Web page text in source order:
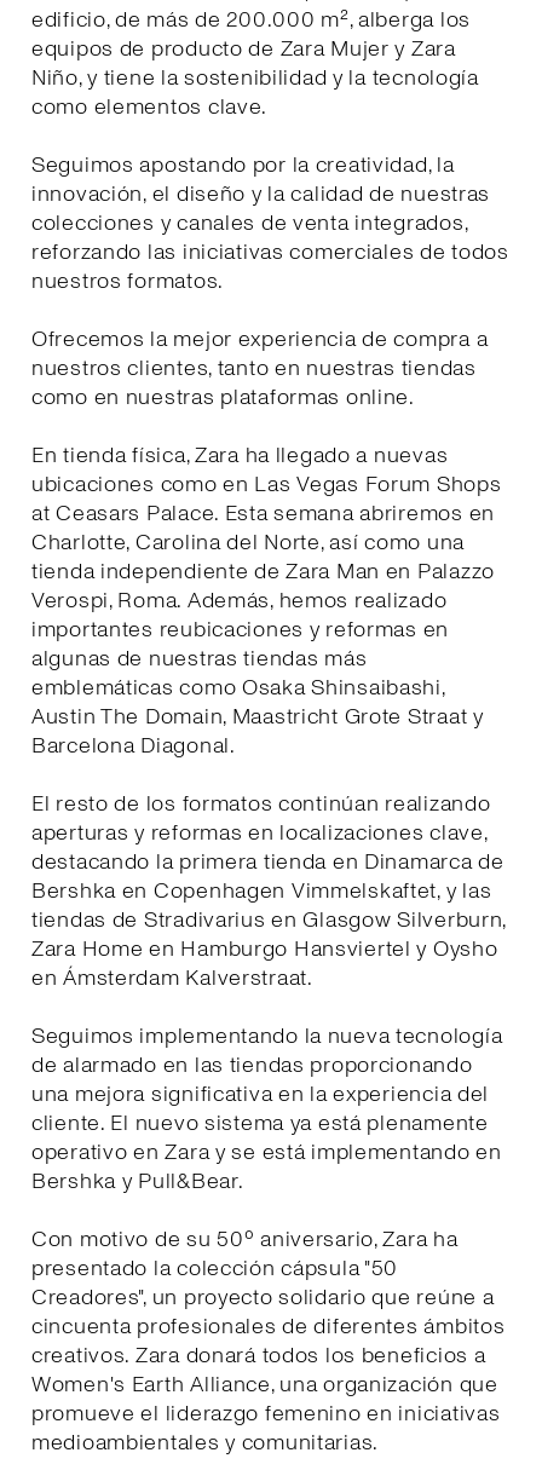
edificio, de más de 200.000 m², alberga los
equipos de producto de Zara Mujer y Zara
Niño, y tiene la sostenibilidad y la tecnología
como elementos clave.
Seguimos apostando por la creatividad, la
innovación, el diseño y la calidad de nuestras
colecciones y canales de venta integrados,
reforzando las iniciativas comerciales de todos
nuestros formatos.
Ofrecemos la mejor experiencia de compra a
nuestros clientes, tanto en nuestras tiendas
como en nuestras plataformas online.
En tienda física, Zara ha llegado a nuevas
ubicaciones como en Las Vegas Forum Shops
at Ceasars Palace. Esta semana abriremos en
Charlotte, Carolina del Norte, así como una
tienda independiente de Zara Man en Palazzo
Verospi, Roma. Además, hemos realizado
importantes reubicaciones y reformas en
algunas de nuestras tiendas más
emblemáticas como Osaka Shinsaibashi,
Austin The Domain, Maastricht Grote Straat y
Barcelona Diagonal.
El resto de los formatos continúan realizando
aperturas y reformas en localizaciones clave,
destacando la primera tienda en Dinamarca de
Bershka en Copenhagen Vimmelskaftet, y las
tiendas de Stradivarius en Glasgow Silverburn,
Zara Home en Hamburgo Hansviertel y Oysho
en Ámsterdam Kalverstraat.
Seguimos implementando la nueva tecnología
de alarmado en las tiendas proporcionando
una mejora significativa en la experiencia del
cliente. El nuevo sistema ya está plenamente
operativo en Zara y se está implementando en
Bershka y Pull&Bear.
Con motivo de su 50º aniversario, Zara ha
presentado la colección cápsula "50
Creadores", un proyecto solidario que reúne a
cincuenta profesionales de diferentes ámbitos
creativos. Zara donará todos los beneficios a
Women's Earth Alliance, una organización que
promueve el liderazgo femenino en iniciativas
medioambientales y comunitarias.